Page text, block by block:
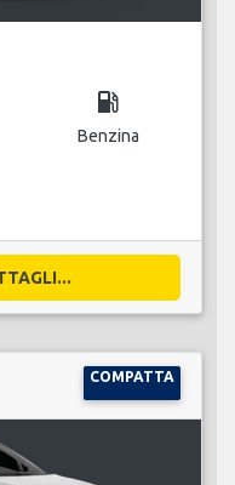
local_gas_station
Benzina
COMPATTA